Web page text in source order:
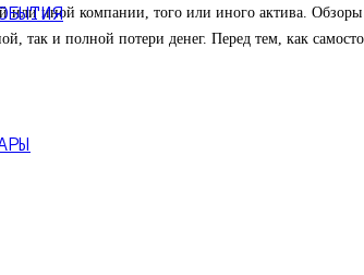
или иной компании, того или иного актива.
так и полной потери денег. Перед тем, как